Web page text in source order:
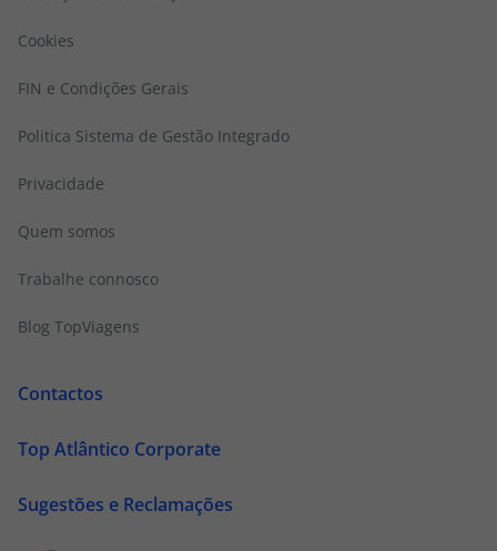
Cookies
FIN e Condições Gerais
Politica Sistema de Gestão Integrado
Privacidade
Quem somos
Trabalhe connosco
Blog TopViagens
Contactos
Top Atlântico Corporate
Sugestões e Reclamações